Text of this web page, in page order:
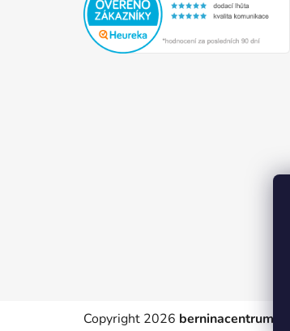
Copyright 2026 berninacentrum-